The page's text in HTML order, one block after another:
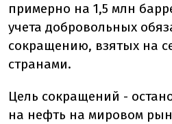
примерно на 1,5 млн
учета добровольных
сокращению, взятых на
странами.
Цель сокращений -
на нефть на мировом